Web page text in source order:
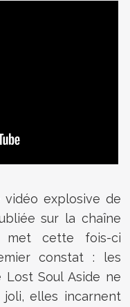
explosive de
sur la chaîne
met cette fois-ci
constat : les
Soul Aside ne
elles incarnent